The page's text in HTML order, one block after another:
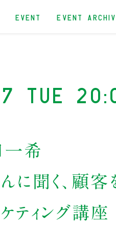
EVENT EVENT
Tue
希
に聞く、顧客
ティング講座